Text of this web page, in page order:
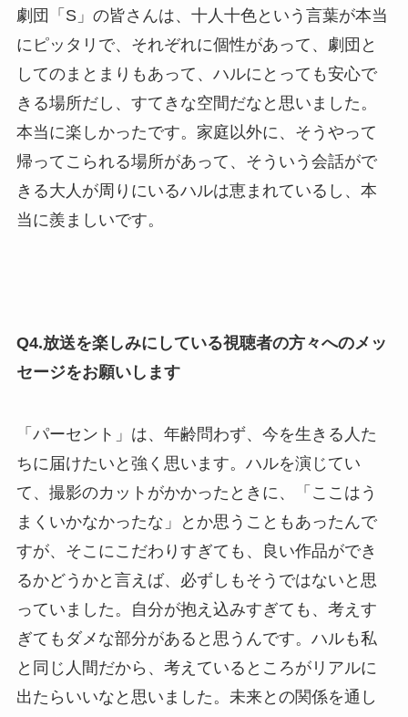
劇団「S」の皆さんは、十人十色という言葉が本当
にピッタリで、それぞれに個性があって、劇団と
してのまとまりもあって、ハルにとっても安心で
きる場所だし、すてきな空間だなと思いました。
本当に楽しかったです。家庭以外に、そうやって
帰ってこられる場所があって、そういう会話がで
きる大人が周りにいるハルは恵まれているし、本
当に羨ましいです。
Q4.放送を楽しみにしている視聴者の方々へのメッ
セージをお願いします
「パーセント」は、年齢問わず、今を生きる人た
ちに届けたいと強く思います。ハルを演じてい
て、撮影のカットがかかったときに、「ここはう
まくいかなかったな」とか思うこともあったんで
すが、そこにこだわりすぎても、良い作品ができ
るかどうかと言えば、必ずしもそうではないと思
っていました。自分が抱え込みすぎても、考えす
ぎてもダメな部分があると思うんです。ハルも私
と同じ人間だから、考えているところがリアルに
出たらいいなと思いました。未来との関係を通し